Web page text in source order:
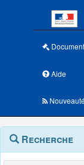
Aide
Navigation
outils
Menu
contextuel
Recherche